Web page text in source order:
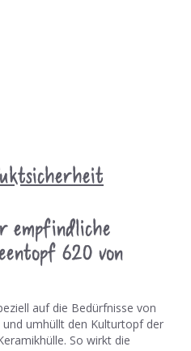
empfindliche
620 von
auf die Bedürfnisse von
umhüllt den Kulturtopf der
So wirkt die